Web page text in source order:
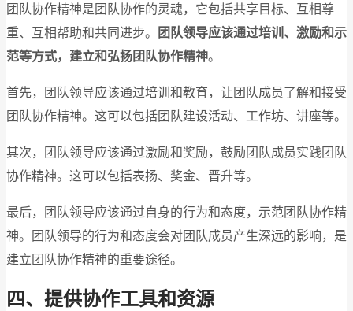
团队协作精神是团队协作的灵魂，它包括共享目标、互相尊
重、互相帮助和共同进步。
团队领导应该通过培训、激励和示
范等方式，建立和弘扬团队协作精神。
首先，团队领导应该通过培训和教育，让团队成员了解和接受
团队协作精神。这可以包括团队建设活动、工作坊、讲座等。
其次，团队领导应该通过激励和奖励，鼓励团队成员实践团队
协作精神。这可以包括表扬、奖金、晋升等。
最后，团队领导应该通过自身的行为和态度，示范团队协作精
神。团队领导的行为和态度会对团队成员产生深远的影响，是
建立团队协作精神的重要途径。
四、提供协作工具和资源